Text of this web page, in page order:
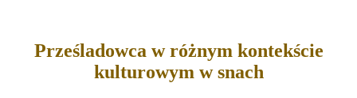
Prześladowca w różnym kontekście
kulturowym w snach